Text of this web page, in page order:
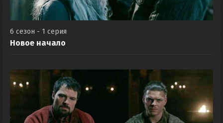
6 сезон - 1 серия
Новое начало